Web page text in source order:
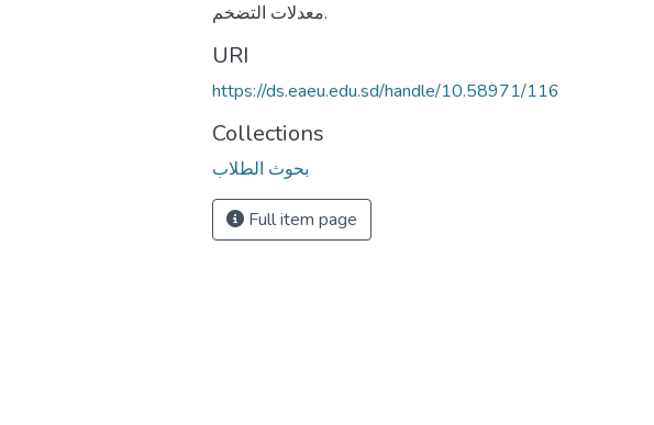
معدلات التضخم.
URI
https://ds.eaeu.edu.sd/handle/10.58971/116
Collections
بحوث الطلاب
Full item page